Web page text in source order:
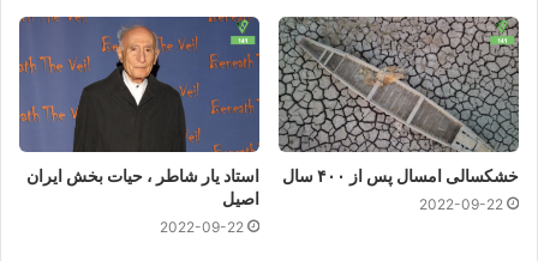
خشکسالی امسال پس از ۴۰۰ سال
2022-09-22
استاد یار شاطر ، حیات بخش ایران
اصیل
2022-09-22